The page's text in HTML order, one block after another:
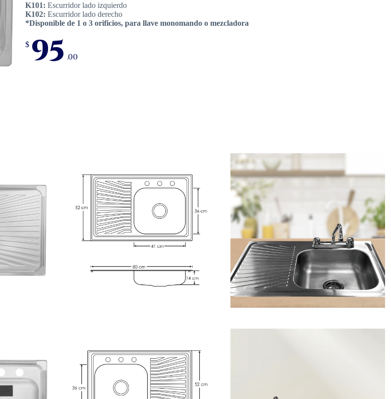
K101:Escurridor lado izquierdo
K102:Escurridor lado derecho
*Disponible de 1 o 3 orificios, para llave monomando o mezcladora
$ 95 .00